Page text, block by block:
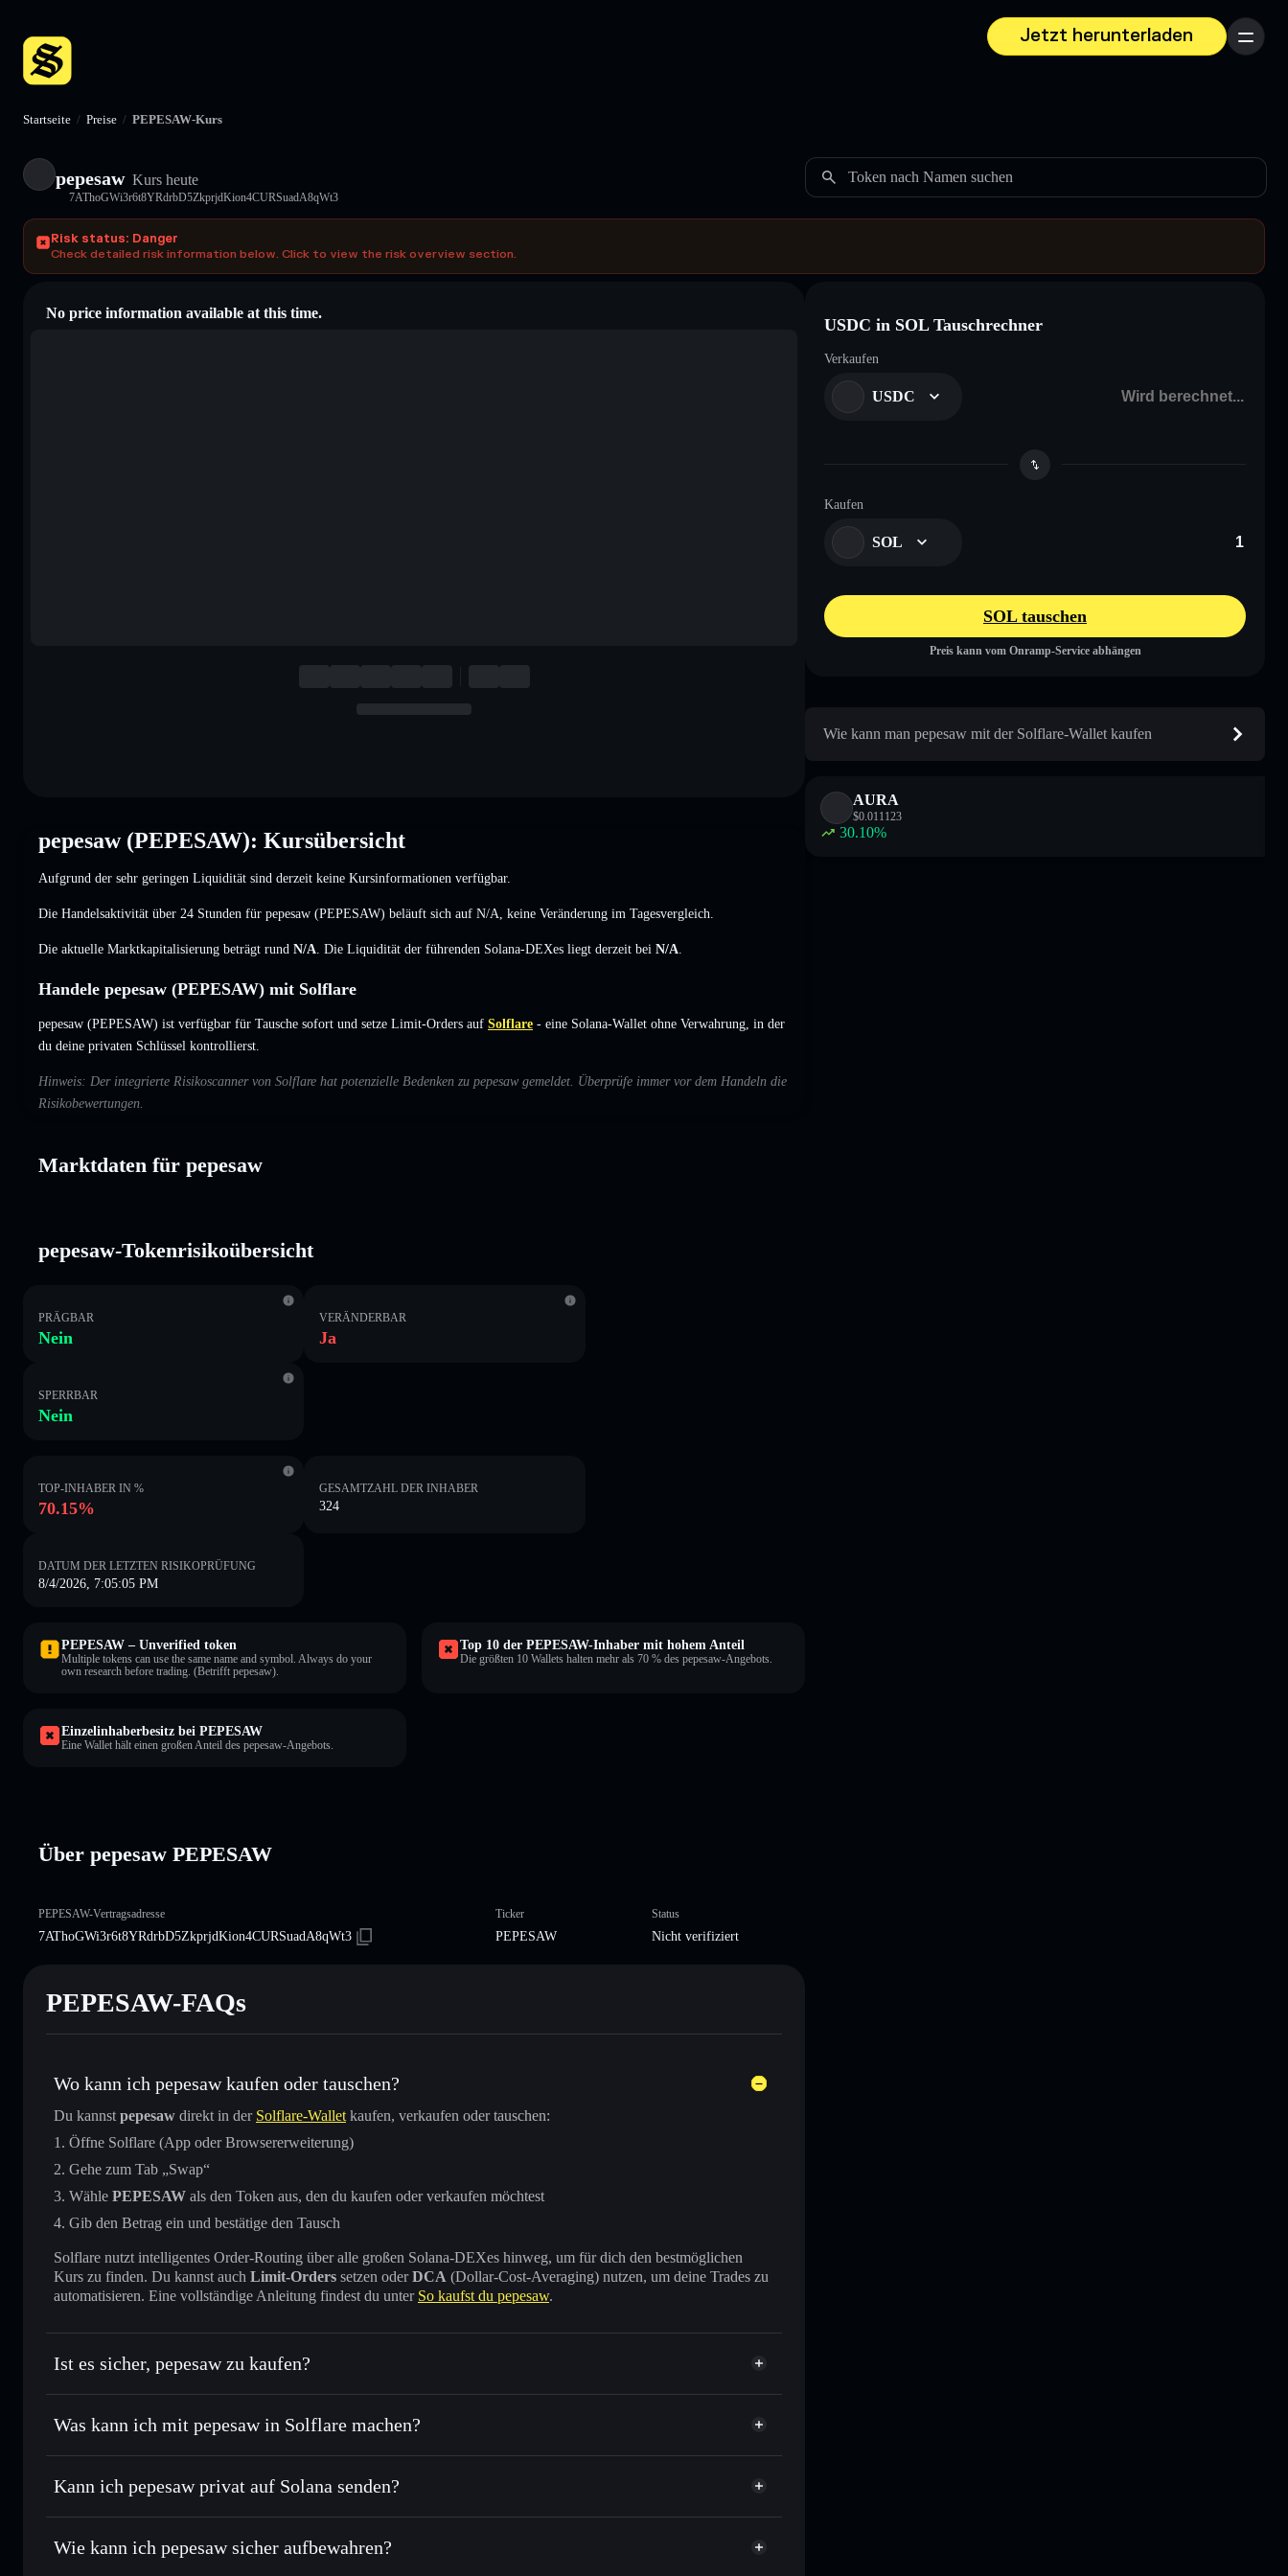
Jetzt herunterladen
Menü
Startseite / Preise / PEPESAW-Kurs
pepesaw Kurs heute
7AThoGWi3r6t8YRdrbD5ZkprjdKion4CURSuadA8qWt3
Token nach Namen suchen
Risk status: Danger
Check detailed risk information below. Click to view the risk overview section.
No price information available at this time.
pepesaw (PEPESAW): Kursübersicht
Aufgrund der sehr geringen Liquidität sind derzeit keine Kursinformationen verfügbar.
Die Handelsaktivität über 24 Stunden für pepesaw (PEPESAW) beläuft sich auf N/A keine Veränderung im Tagesvergleich.
Die aktuelle Marktkapitalisierung beträgt rund N/A . Die Liquidität der führenden Solana-DEXes liegt derzeit bei N/A
Handele pepesaw (PEPESAW) mit Solflare
pepesaw (PEPESAW) ist verfügbar für Tausche sofort und setze Limit-Orders auf Solflare - eine Solana-Wallet ohne Verwahrung, in der
du deine privaten Schlüssel kontrollierst.
Hinweis: Der integrierte Risikoscanner von Solflare hat potenzielle Bedenken zu pepesaw gemeldet. Überprüfe immer vor dem Handeln die
Risikobewertungen.
Marktdaten für pepesaw
pepesaw-Tokenrisikoübersicht
PRÄGBAR
Nein
VERÄNDERBAR
Ja
SPERRBAR
Nein
TOP-INHABER IN %
70.15%
GESAMTZAHL DER INHABER
324
DATUM DER LETZTEN RISIKOPRÜFUNG
8/4/2026, 7:05:05 PM
PEPESAW – Unverified token
Multiple tokens can use the same name and symbol. Always do your
own research before trading. (Betrifft pepesaw).
Top 10 der PEPESAW-Inhaber mit hohem Anteil
Die größten 10 Wallets halten mehr als 70 % des pepesaw-Angebots.
Einzelinhaberbesitz bei PEPESAW
Eine Wallet hält einen großen Anteil des pepesaw-Angebots.
Über pepesaw PEPESAW
PEPESAW-Vertragsadresse
7AThoGWi3r6t8YRdrbD5ZkprjdKion4CURSuadA8qWt3
Ticker
PEPESAW
Status
Nicht verifiziert
PEPESAW-FAQs
Wo kann ich pepesaw kaufen oder tauschen?
Du kannst pepesaw direkt in der Solflare-Wallet kaufen, verkaufen oder tauschen:
Öffne Solflare (App oder Browsererweiterung)
Gehe zum Tab „Swap“
Wähle PEPESAW als den Token aus, den du kaufen oder verkaufen möchtest
Gib den Betrag ein und bestätige den Tausch
Solflare nutzt intelligentes Order-Routing über alle großen Solana-DEXes hinweg, um für dich den bestmöglichen
Kurs zu finden. Du kannst auch Limit-Orders setzen oderDCA (Dollar-Cost-Averaging) nutzen, um deine Trades zu
automatisieren. Eine vollständige Anleitung findest du unter So kaufst du pepesaw.
Ist es sicher, pepesaw zu kaufen?
pepesaw nicht verifiziert
Was kann ich mit pepesaw in Solflare machen?
pepesaw
Solflare-Wallet
Sofort tauschen– handle PEPESAW gegen SOL, USDC oder Tausende anderer Solana-Tokens mit intelligentem
Durchschnittskosteneffekt nutzen– Schritt für Schritt per Durchschnittskosteneffekt in PEPESAW einsteigen
Kann ich pepesaw privat auf Solana senden?
Privacy Aggregator
Wie kann ich pepesaw sicher aufbewahren?
USDC in SOL Tauschrechner
Verkaufen
USDC
Kaufen
SOL
SOL tauschen
Preis kann vom Onramp-Service abhängen
Wie kann man pepesaw mit der Solflare-Wallet kaufen
AURA
$0.011123
30.10%